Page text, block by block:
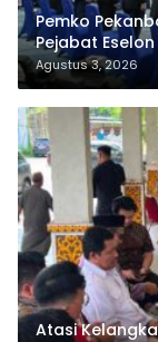
Pemko
Pejabat
Agustus 3, 2026